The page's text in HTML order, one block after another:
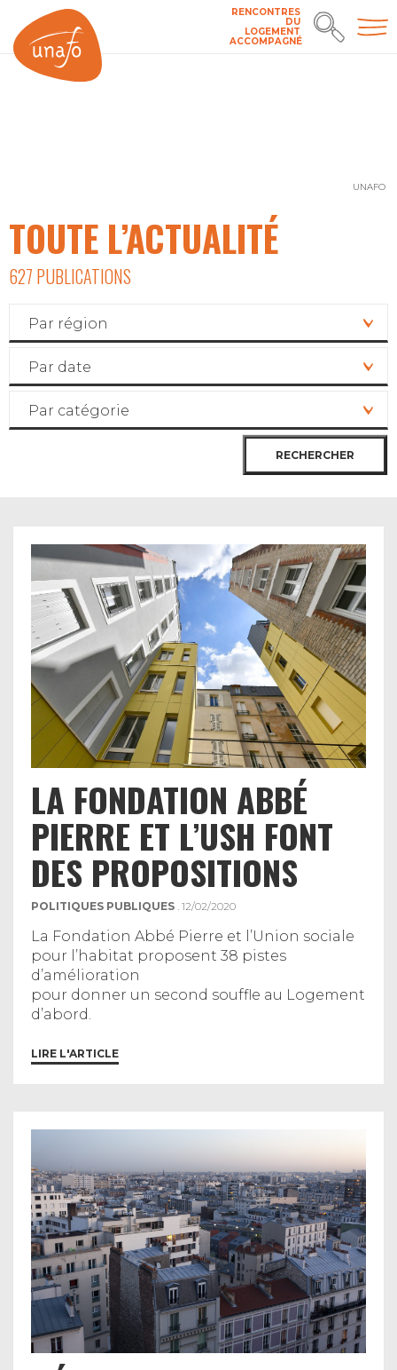
RENCONTRES
DU
LOGEMENT
ACCOMPAGNÉ
UNAFO
TOUTE L’ACTUALITÉ
627 PUBLICATIONS
LA FONDATION ABBÉ
PIERRE ET L’USH FONT
DES PROPOSITIONS
POLITIQUES PUBLIQUES . 12/02/2020
La Fondation Abbé Pierre et l’Union sociale
pour l’habitat proposent 38 pistes
d’amélioration
pour donner un second souffle au Logement
d’abord.
LIRE L'ARTICLE